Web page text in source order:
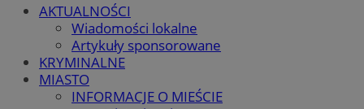
AKTUALNOŚCI
Wiadomości lokalne
Artykuły sponsorowane
KRYMINALNE
MIASTO
INFORMACJE O MIEŚCIE